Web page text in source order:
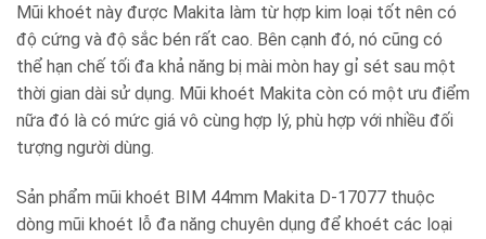
Mũi khoét này được Makita làm từ hợp kim loại tốt nên có
độ cứng và độ sắc bén rất cao. Bên cạnh đó, nó cũng có
thể hạn chế tối đa khả năng bị mài mòn hay gỉ sét sau một
thời gian dài sử dụng. Mũi khoét Makita còn có một ưu điểm
nữa đó là có mức giá vô cùng hợp lý, phù hợp với nhiều đối
tượng người dùng.
Sản phẩm mũi khoét BIM 44mm Makita D-17077 thuộc
dòng mũi khoét lỗ đa năng chuyên dụng để khoét các loại